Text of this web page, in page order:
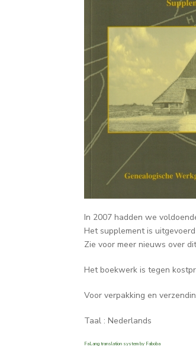
In 2007 hadden we
Het supplement is
Zie voor meer nieuws over
Het boekwerk is tegen
Voor verpakking en
Taal : Nederlands
FaLang translation system by Faboba